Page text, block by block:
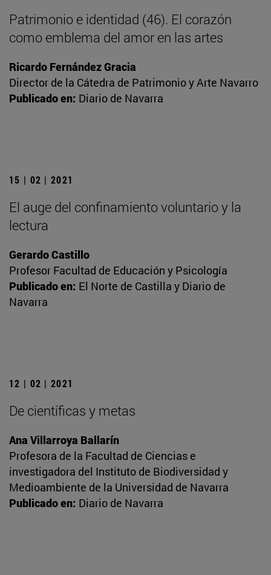
Patrimonio e identidad (46). El corazón
como emblema del amor en las artes
Ricardo Fernández Gracia
Director de la Cátedra de Patrimonio y Arte Navarro
Publicado en: Diario de Navarra
15 | 02 | 2021
El auge del confinamiento voluntario y la
lectura
Gerardo Castillo
Profesor Facultad de Educación y Psicología
Publicado en: El Norte de Castilla y Diario de
Navarra
12 | 02 | 2021
De científicas y metas
Ana Villarroya Ballarín
Profesora de la Facultad de Ciencias e
investigadora del Instituto de Biodiversidad y
Medioambiente de la Universidad de Navarra
Publicado en: Diario de Navarra